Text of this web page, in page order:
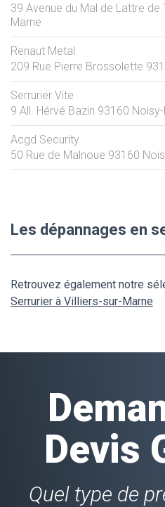
39 Avenue du Mal de Lattre de
Marne
Renaut Metal
209 Rue Pierre Brossolette
Serrurier Vite
9 All. Hérvé Bazin 93160
Acgd Security
50 Rue de Malnoue 93160
Les dépannages en
Retrouvez également notre
Serrurier à Villiers-sur-Marne
Devis
Quel type de